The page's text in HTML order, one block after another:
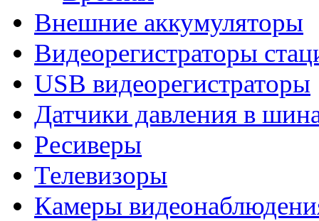
Внешние аккумуляторы
Видеорегистраторы
USB видеорегистраторы
Датчики давления в
Ресиверы
Телевизоры
Камеры